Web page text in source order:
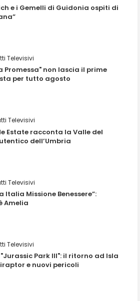
e i Gemelli di Guidonia ospiti di
Televisivi
Promessa" non lascia il prime
per tutto agosto
Televisivi
Estate racconta la Valle del
dell’Umbria
Televisivi
Italia Missione Benessere”:
Amelia
Televisivi
Park III": il ritorno ad Isla
e nuovi pericoli